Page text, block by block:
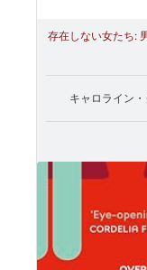
存在しない女たち:
キャロライン